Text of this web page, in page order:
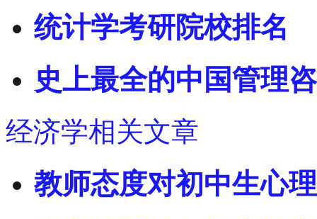
统计学考研院校排名
史上最全的中国管理
经济学相关文章
教师态度对初中生心